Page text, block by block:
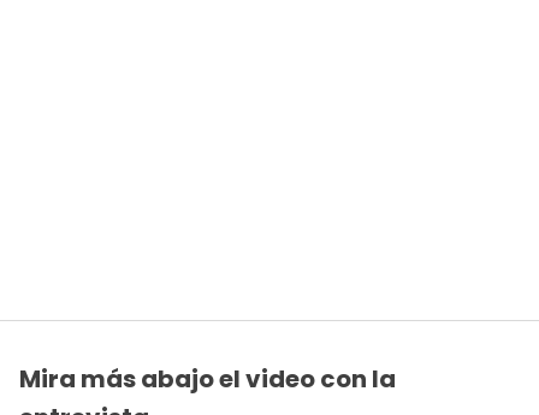
Mira más abajo el video con la